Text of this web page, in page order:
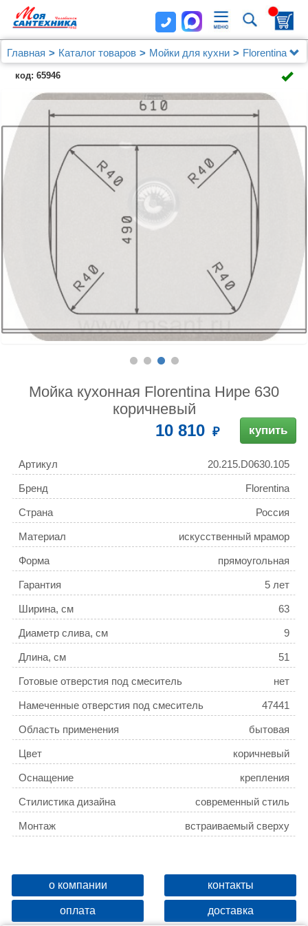
Главная Каталог товаров Мойки для кухни
Florentina
Мойка кухонная Florentina Нире 630 коричневый
код: 65946
Мойка кухонная Florentina Нире 630
коричневый
10 810 купить
Артикул 20.215.D0630.105
Бренд Florentina
Страна Россия
Материал искусственный мрамор
Форма прямоугольная
Гарантия 5 лет
Ширина, см 63
Диаметр слива, см 9
Длина, см 51
Готовые отверстия под смеситель нет
Намеченные отверстия под смеситель 47441
Область применения бытовая
Цвет коричневый
Оснащение крепления
Стилистика дизайна современный стиль
Монтаж встраиваемый сверху
о компании контакты
оплата доставка